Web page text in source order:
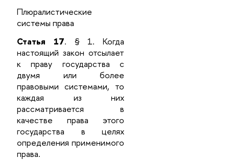
Плюралистические
системы права
Статья 17. § 1. Когда
настоящий закон отсылает
к праву государства с
двумя или более
правовыми системами, то
каждая из них
рассматривается в
качестве права этого
государства в целях
определения применимого
права.